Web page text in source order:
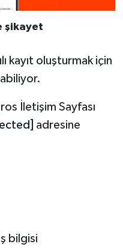
şikayet
kayıt oluşturmak için
İletişim Sayfası
adresine
bilgisi